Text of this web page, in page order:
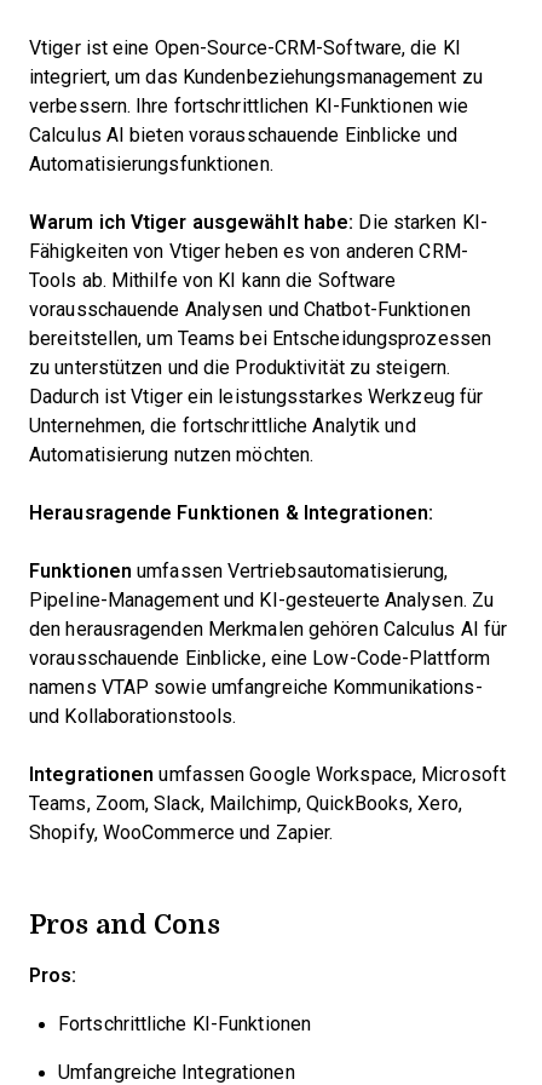
Vtiger ist eine Open-Source-CRM-Software, die KI
integriert, um das Kundenbeziehungsmanagement zu
verbessern. Ihre fortschrittlichen KI-Funktionen wie
Calculus AI bieten vorausschauende Einblicke und
Automatisierungsfunktionen.
Warum ich Vtiger ausgewählt habe: Die starken KI-
Fähigkeiten von Vtiger heben es von anderen CRM-
Tools ab. Mithilfe von KI kann die Software
vorausschauende Analysen und Chatbot-Funktionen
bereitstellen, um Teams bei Entscheidungsprozessen
zu unterstützen und die Produktivität zu steigern.
Dadurch ist Vtiger ein leistungsstarkes Werkzeug für
Unternehmen, die fortschrittliche Analytik und
Automatisierung nutzen möchten.
Herausragende Funktionen & Integrationen:
Funktionen umfassen Vertriebsautomatisierung,
Pipeline-Management und KI-gesteuerte Analysen. Zu
den herausragenden Merkmalen gehören Calculus AI für
vorausschauende Einblicke, eine Low-Code-Plattform
namens VTAP sowie umfangreiche Kommunikations-
und Kollaborationstools.
Integrationen umfassen Google Workspace, Microsoft
Teams, Zoom, Slack, Mailchimp, QuickBooks, Xero,
Shopify, WooCommerce und Zapier.
Pros and Cons
Pros:
Fortschrittliche KI-Funktionen
Umfangreiche Integrationen